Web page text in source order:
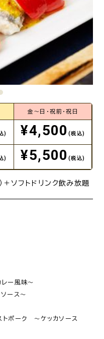
金～日・祝前・祝日
) ¥4,500 (税込)
) ¥5,500 (税込)
ソフトドリンク飲み放題
ー風味～
ース～
ーク　～ケッカソース